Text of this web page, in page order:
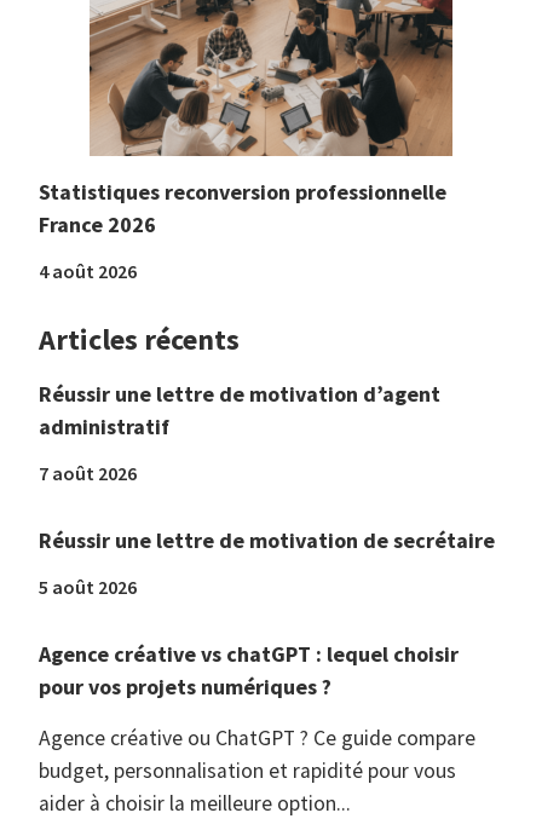
Statistiques reconversion professionnelle
France 2026
4 août 2026
Articles récents
Réussir une lettre de motivation d’agent
administratif
7 août 2026
Réussir une lettre de motivation de secrétaire
5 août 2026
Agence créative vs chatGPT : lequel choisir
pour vos projets numériques ?
Agence créative ou ChatGPT ? Ce guide compare
budget, personnalisation et rapidité pour vous
aider à choisir la meilleure option...